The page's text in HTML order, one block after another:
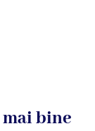
mai bine